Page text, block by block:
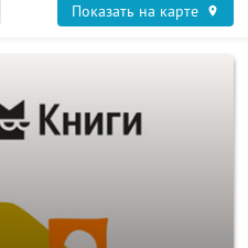
Показать на карте